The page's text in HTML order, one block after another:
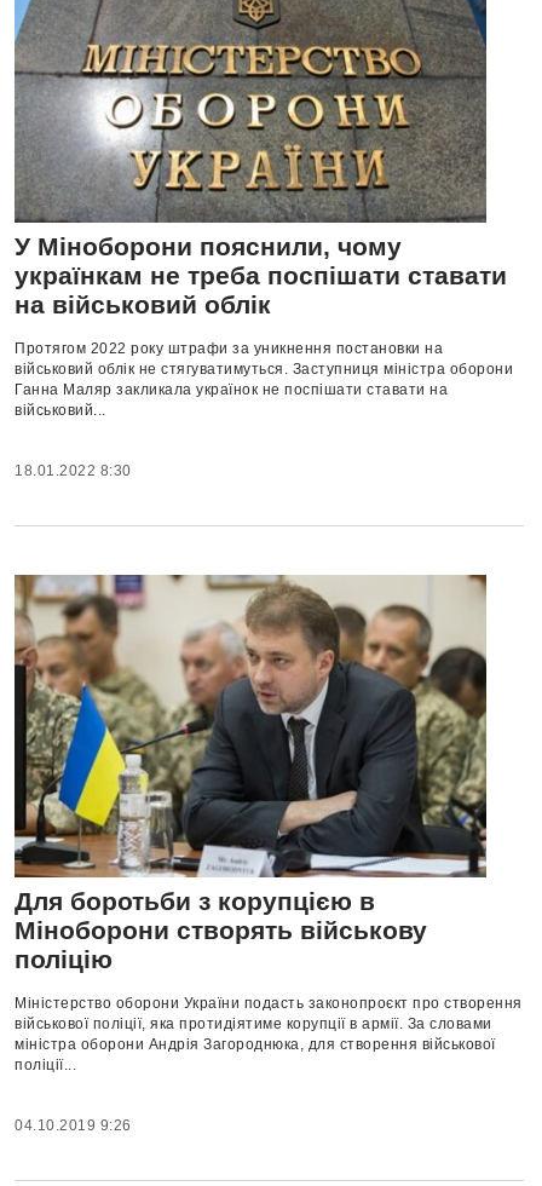
У Міноборони пояснили, чому
українкам не треба поспішати ставати
на військовий облік
Протягом 2022 року штрафи за уникнення постановки на
військовий облік не стягуватимуться. Заступниця міністра оборони
Ганна Маляр закликала українок не поспішати ставати на
військовий...
18.01.2022 8:30
Для боротьби з корупцією в
Міноборони створять військову
поліцію
Міністерство оборони України подасть законопроєкт про створення
військової поліції, яка протидіятиме корупції в армії. За словами
міністра оборони Андрія Загороднюка, для створення військової
поліції...
04.10.2019 9:26